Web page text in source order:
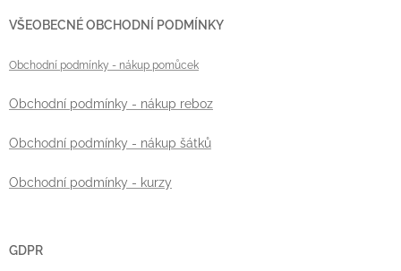
VŠEOBECNÉ OBCHODNÍ PODMÍNKY
Obchodní podmínky - nákup pomůcek
Obchodní podmínky - nákup reboz
Obchodní podmínky - nákup šátků
Obchodní podmínky - kurzy
GDPR